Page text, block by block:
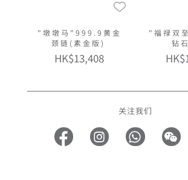
"墩墩马"999.9黄金
颈链(素金版)
HK$13,408
"福禄双
钻
关注我们